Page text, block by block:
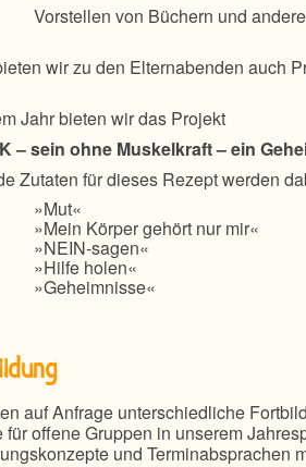
Vorstellen von Büchern und
wir zu den Elternabenden auch
Jahr bieten wir das Projekt
– sein ohne Muskelkraft – ein
Zutaten für dieses Rezept werden
»Mut«
»Mein Körper gehört nur mir«
»NEIN-sagen«
»Hilfe holen«
»Geheimnisse«
auf Anfrage unterschiedliche
für offene Gruppen in unserem
und Terminabsprachen